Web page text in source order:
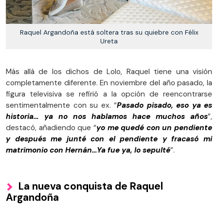
Raquel Argandoña está soltera tras su quiebre con Félix
Ureta
Más allá de los dichos de Lolo, Raquel tiene una visión
completamente diferente. En noviembre del año pasado, la
figura televisiva se refirió a la opción de reencontrarse
sentimentalmente con su ex. “Pasado pisado, eso ya es
historia… ya no nos hablamos hace muchos años”,
destacó, añadiendo que “yo me quedé con un pendiente
y después me junté con el pendiente y fracasó mi
matrimonio con Hernán…Ya fue ya, lo sepulté”.
La nueva conquista de Raquel
Argandoña